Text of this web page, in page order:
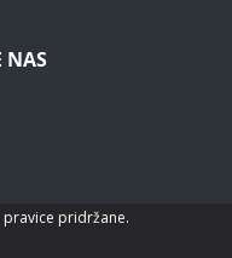
NAS
pravice pridržane.